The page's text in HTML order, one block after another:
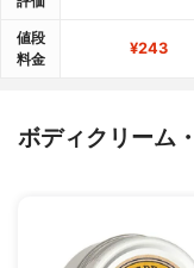
値段
料金
¥243
ボディクリーム